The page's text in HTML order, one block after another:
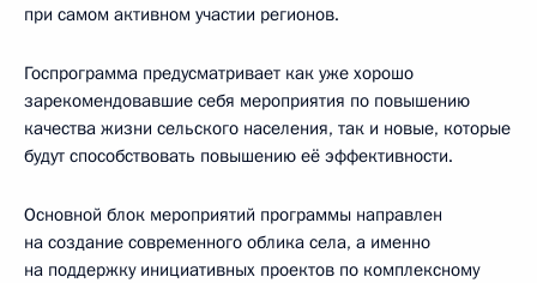
при самом активном участии регионов.
Госпрограмма предусматривает как уже хорошо
зарекомендовавшие себя мероприятия по повышению
качества жизни сельского населения, так и новые, которые
будут способствовать повышению её эффективности.
Основной блок мероприятий программы направлен
на создание современного облика села, а именно
на поддержку инициативных проектов по комплексному